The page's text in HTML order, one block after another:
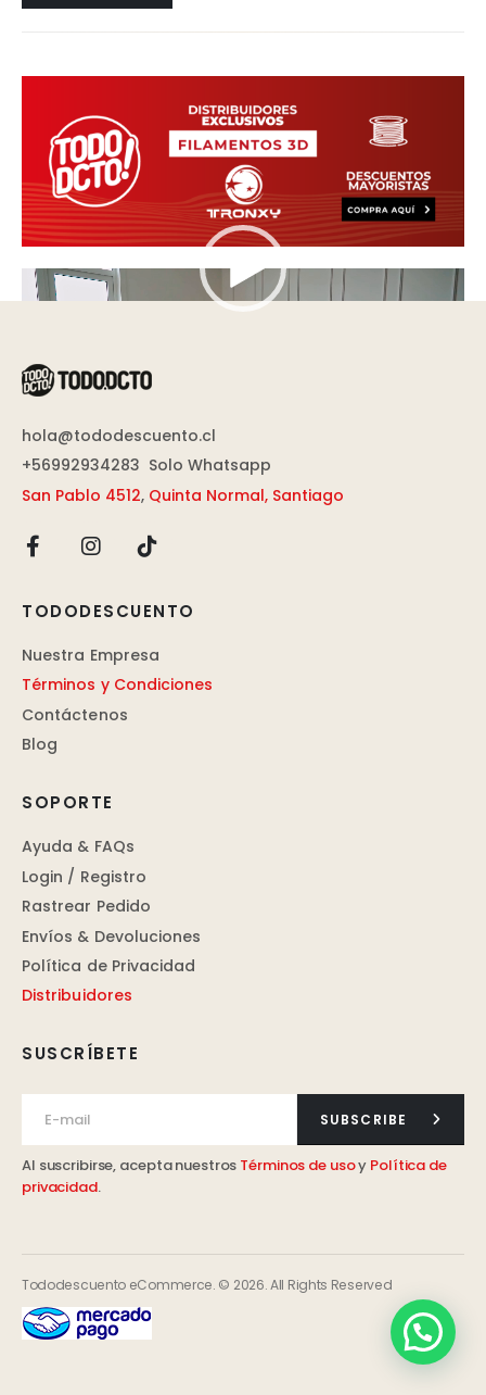
Reproductor
de
hola@tododescuento.cl
+56992934283 Solo Whatsapp
San Pablo 4512, Quinta Normal, Santiago
SUSCRÍBETE
SUBSCRIBE
Al suscribirse, acepta nuestros Términos de usoy Política de
privacidad.
TODODESCUENTO
Nuestra Empresa
Términos y Condiciones
Contáctenos
Blog
SOPORTE
Ayuda & FAQs
Login / Registro
Rastrear Pedido
Envíos & Devoluciones
Política de Privacidad
Distribuidores
Tododescuento eCommerce. © 2026. All Rights Reserved